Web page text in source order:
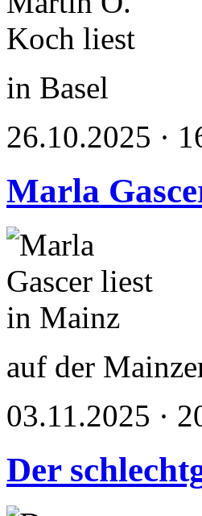
in Basel
26.10.2025 ·
Marla
auf der
03.11.2025 ·
Der